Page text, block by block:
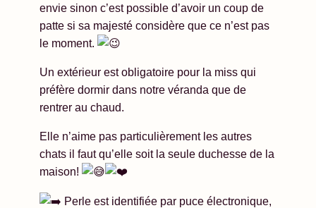
envie sinon c’est possible d’avoir un coup de
patte si sa majesté considère que ce n’est pas
le moment.
Un extérieur est obligatoire pour la miss qui
préfère dormir dans notre véranda que de
rentrer au chaud.
Elle n’aime pas particulièrement les autres
chats il faut qu’elle soit la seule duchesse de la
maison!
Perle est identifiée par puce électronique,